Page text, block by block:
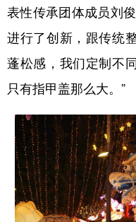
表性传承团体成员刘
进行了创新，跟传统
蓬松感，我们定制不
只有指甲盖那么大。”